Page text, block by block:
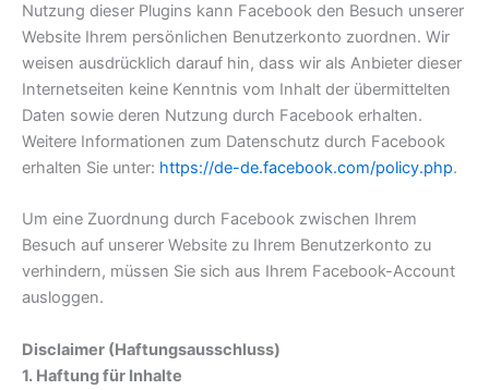
Nutzung dieser Plugins kann Facebook den Besuch unserer
Website Ihrem persönlichen Benutzerkonto zuordnen. Wir
weisen ausdrücklich darauf hin, dass wir als Anbieter dieser
Internetseiten keine Kenntnis vom Inhalt der übermittelten
Daten sowie deren Nutzung durch Facebook erhalten.
Weitere Informationen zum Datenschutz durch Facebook
erhalten Sie unter: https://de-de.facebook.com/policy.php.
Um eine Zuordnung durch Facebook zwischen Ihrem
Besuch auf unserer Website zu Ihrem Benutzerkonto zu
verhindern, müssen Sie sich aus Ihrem Facebook-Account
ausloggen.
Disclaimer (Haftungsausschluss)
1. Haftung für Inhalte